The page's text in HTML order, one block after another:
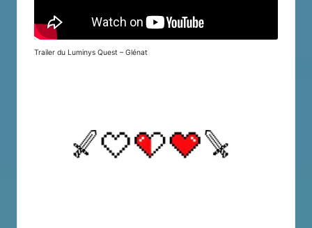
Trailer du Luminys Quest – Glénat